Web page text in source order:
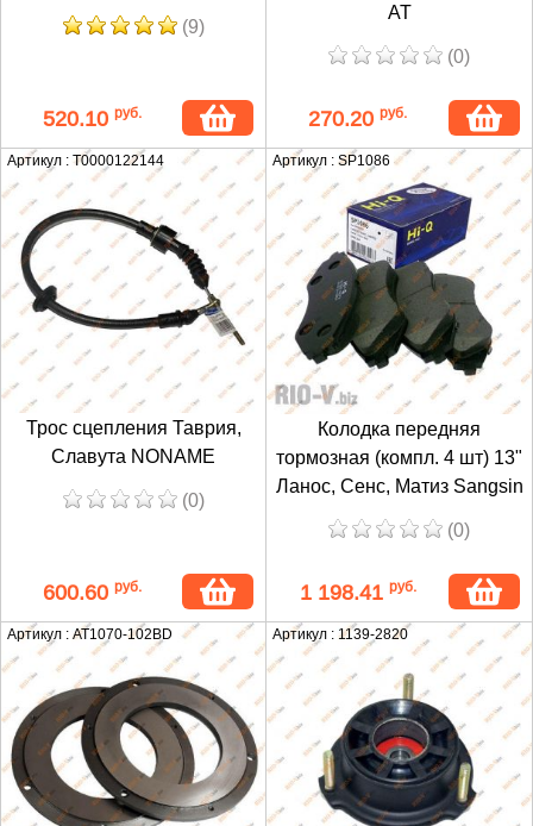
(9)
520.10 руб.
АТ
(0)
270.20 руб.
Артикул : T0000122144
Трос сцепления Таврия,
Славута NONAME
(0)
600.60 руб.
Артикул : SP1086
Колодка передняя
тормозная (компл. 4 шт) 13"
Ланос, Сенс, Матиз Sangsin
(0)
1 198.41 руб.
Артикул : AT1070-102BD Артикул : 1139-2820